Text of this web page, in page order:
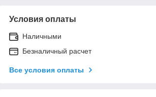
Условия оплаты
Наличными
Безналичный расчет
Все условия оплаты